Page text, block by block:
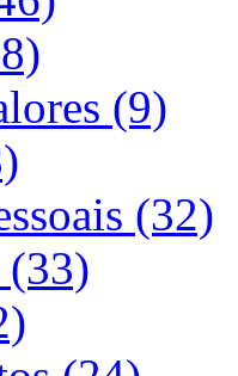
(9)
(32)